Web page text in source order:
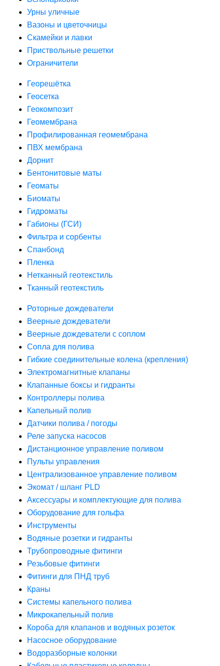
Урны уличные
Вазоны и цветочницы
Скамейки и лавки
Приствольные решетки
Ограничители
Георешётка
Геосетка
Геокомпозит
Геомембрана
Профилированная геомембрана
ПВХ мембрана
Дорнит
Бентонитовые маты
Геоматы
Биоматы
Гидроматы
Габионы (ГСИ)
Фильтра и сорбенты
Спанбонд
Пленка
Нетканный геотекстиль
Тканный геотекстиль
Роторные дождеватели
Веерные дождеватели
Веерные дождеватели с соплом
Сопла для полива
Гибкие соединительные колена (крепления)
Электромагнитные клапаны
Клапанные боксы и гидранты
Контроллеры полива
Капельный полив
Датчики полива / погоды
Реле запуска насосов
Дистанционное управление поливом
Пульты управления
Централизованное управление поливом
Экомат / шланг PLD
Аксессуары и комплектующие для полива
Оборудование для гольфа
Инструменты
Водяные розетки и гидранты
Трубопроводные фитинги
Резьбовые фитинги
Фитинги для ПНД труб
Краны
Системы капельного полива
Микрокапельный полив
Короба для клапанов и водяных розеток
Насосное оборудование
Водоразборные колонки